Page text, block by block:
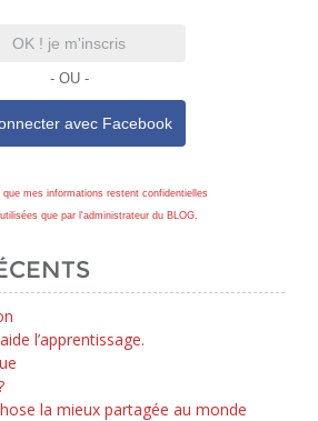
OK ! je m'inscris
- OU -
avec Facebook
que mes informations restent confidentielles
que par l'administrateur du BLOG.
l’apprentissage.
la mieux partagée au monde